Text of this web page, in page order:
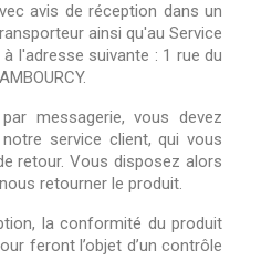
avis de réception dans un
ainsi qu'au Service
l'adresse suivante : 1 rue du
messagerie, vous devez
service client, qui vous
retour. Vous disposez alors
retourner le produit.
la conformité du produit
feront l’objet d’un contrôle